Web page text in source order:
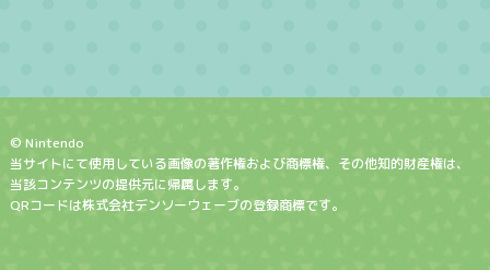
© Nintendo
当サイトにて使用している画像の著作権および商標権、その他知的財産権は、
当該コンテンツの提供元に帰属します。
QRコードは株式会社デンソーウェーブの登録商標です。